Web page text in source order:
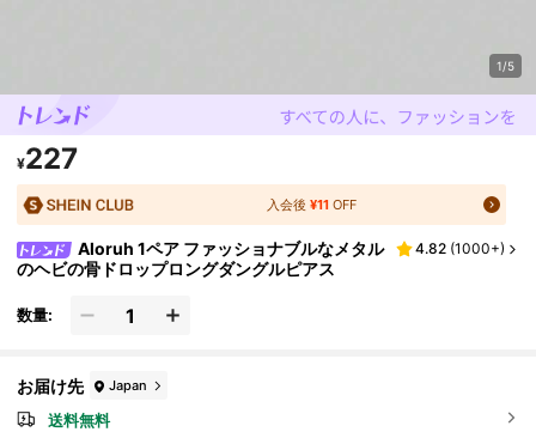
1/5
¥227
入会後¥11 OFF
Aloruh 1ペア ファッショナブルなメタル
のヘビの骨ドロップロングダングルピアス
4.82 (1000+)
数量:
お届け先 Japan
送料無料